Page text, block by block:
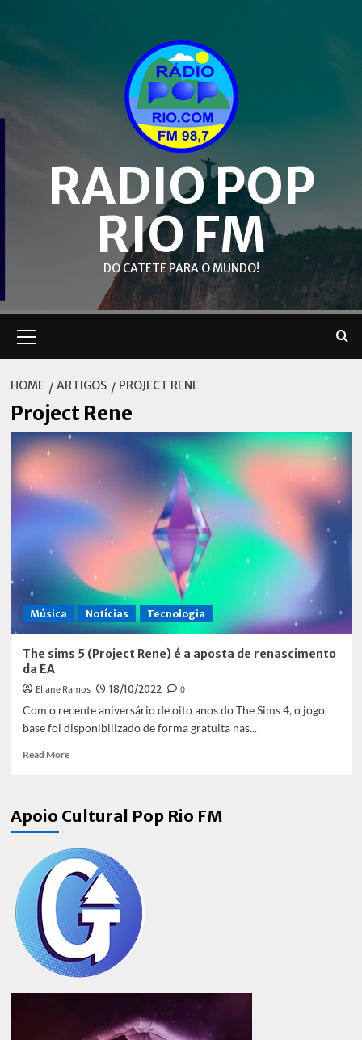
content
RADIO POP
RIO FM
DO CATETE PARA O MUNDO!
Menu
HOME ARTIGOS PROJECT RENE
Project Rene
Música Notícias Tecnologia
The sims 5 (Project Rene) é a aposta de renascimento
da EA
Eliane Ramos 18/10/2022
0
Com o recente aniversário de oito anos do The Sims 4, o jogo
base foi disponibilizado de forma gratuita nas...
Read MoreRead
sims
Rene)
é
aposta
renascimento
EA
Apoio Cultural Pop Rio FM